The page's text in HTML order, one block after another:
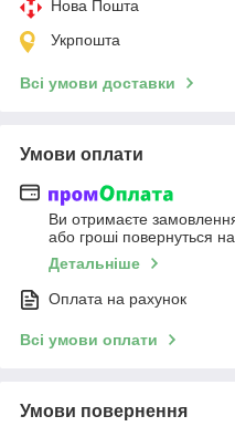
Нова Пошта
Укрпошта
Всі умови доставки
Умови оплати
Ви отримаєте
або гроші повернуться
Детальніше
Оплата на рахунок
Всі умови оплати
Умови повернення